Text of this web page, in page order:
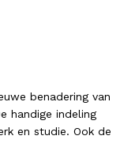
benadering van
handige indeling
en studie. Ook de